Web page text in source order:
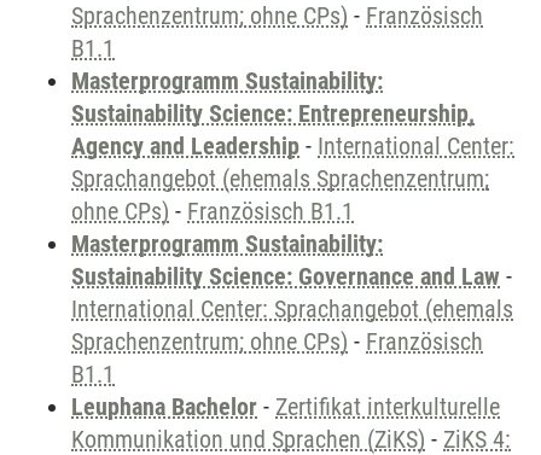
Sprachenzentrum; ohne CPs) - Französisch
B1.1
Masterprogramm Sustainability:
Sustainability Science: Entrepreneurship,
Agency and Leadership - International Center:
Sprachangebot (ehemals Sprachenzentrum;
ohne CPs) - Französisch B1.1
Masterprogramm Sustainability:
Sustainability Science: Governance and Law -
International Center: Sprachangebot (ehemals
Sprachenzentrum; ohne CPs) - Französisch
B1.1
Leuphana Bachelor - Zertifikat interkulturelle
Kommunikation und Sprachen (ZiKS) - ZiKS 4: